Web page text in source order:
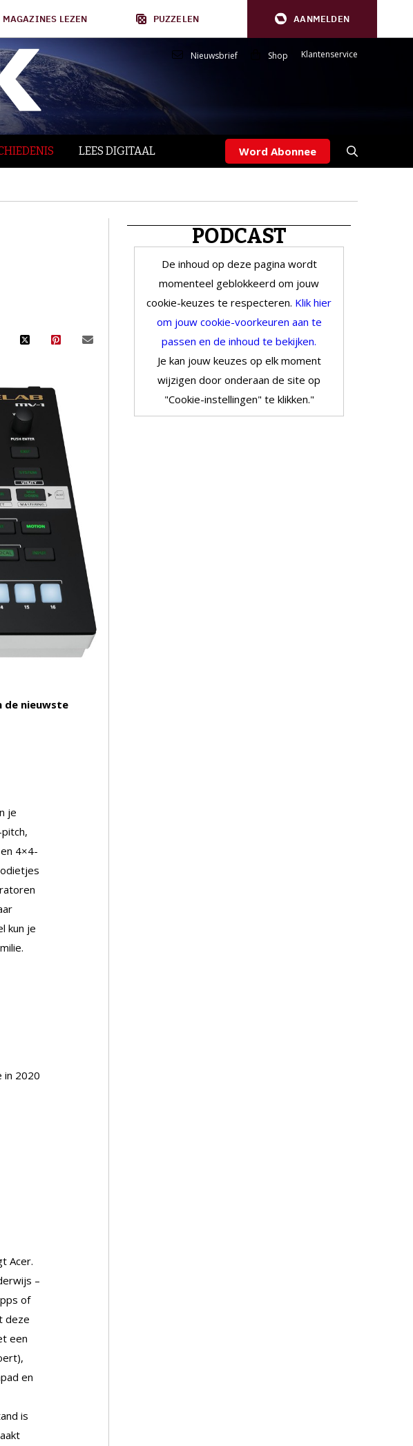
LEZEN PUZZELEN AANMELDEN
Nieuwsbrief Shop Klantenservice
LEES DIGITAAL Word Abonnee
de nieuwste
je
4×4-
kun je
in 2020
Acer.
–
of
deze
een
en
is
PODCAST
De inhoud op deze pagina wordt
momenteel geblokkeerd om jouw
cookie-keuzes te respecteren. Klik hier
om jouw cookie-voorkeuren aan te
passen en de inhoud te bekijken.
Je kan jouw keuzes op elk moment
wijzigen door onderaan de site op
"Cookie-instellingen" te klikken."